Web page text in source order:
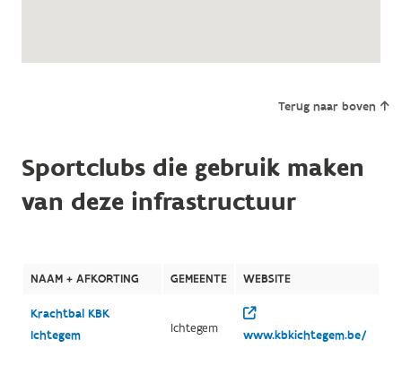
Terug naar boven
Sportclubs die gebruik maken
van deze infrastructuur
NAAM + AFKORTING GEMEENTE WEBSITE
Krachtbal KBK
Ichtegem
Ichtegem www.kbkichtegem.be/